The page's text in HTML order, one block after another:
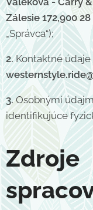
Zálesie 172,900
„Správca“);
2.Kontaktné údaje
3.Osobnými
identifikujúce
Zdroje